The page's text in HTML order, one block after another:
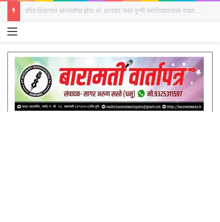
बारामतीत रविवारी क्रांती दिनानिमित्त हुतात्मा स्तंभाला अभिवादन
Menu